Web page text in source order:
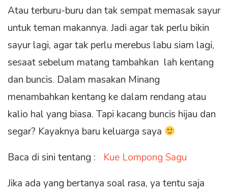
Atau terburu-buru dan tak sempat memasak sayur
untuk teman makannya. Jadi agar tak perlu bikin
sayur lagi, agar tak perlu merebus labu siam lagi,
sesaat sebelum matang tambahkan lah kentang
dan buncis. Dalam masakan Minang
menambahkan kentang ke dalam rendang atau
kalio hal yang biasa. Tapi kacang buncis hijau dan
segar? Kayaknya baru keluarga saya
Baca di sini tentang : Kue Lompong Sagu
Jika ada yang bertanya soal rasa, ya tentu saja